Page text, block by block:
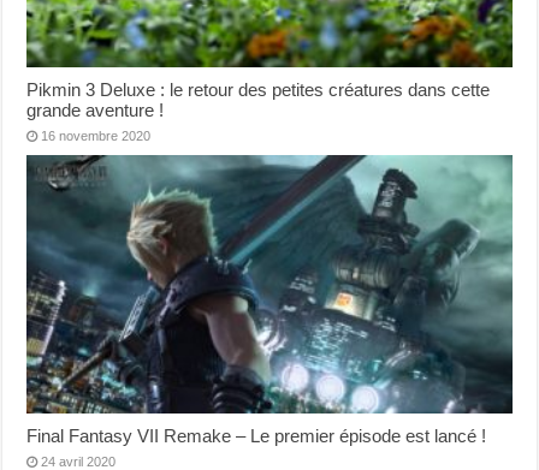
Pikmin 3 Deluxe : le retour des petites créatures dans cette
grande aventure !
16 novembre 2020
Final Fantasy VII Remake – Le premier épisode est lancé !
24 avril 2020